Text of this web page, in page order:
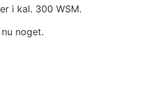
i kal. 300 WSM.
noget.